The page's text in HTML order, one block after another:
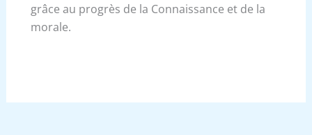
grâce au progrès de la Connaissance et de la
morale.